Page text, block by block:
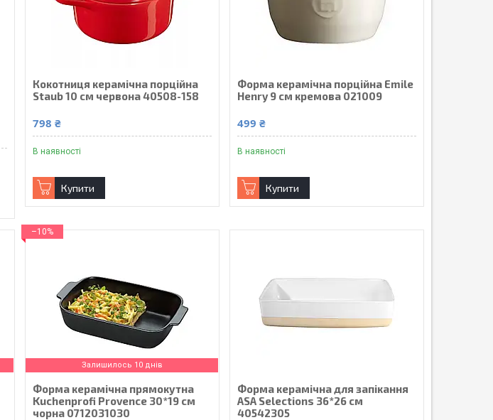
Кокотниця керамічна порційна
Staub 10 см червона 40508-158
798 ₴
В наявності
Купити
Форма керамічна порційна Emile
Henry 9 см кремова 021009
499 ₴
В наявності
Купити
–10%
Залишилось 10 днів
Форма керамічна прямокутна
Kuchenprofi Provence 30*19 см
чорна 0712031030
Форма керамічна для запікання
ASA Selections 36*26 см
40542305